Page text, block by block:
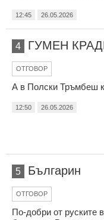
12:45 26.05.2026
4 ГУМЕН
ОТГОВОР
А в Полски Тръмбеш
12:50 26.05.2026
5 Българин
ОТГОВОР
По-добри от руските